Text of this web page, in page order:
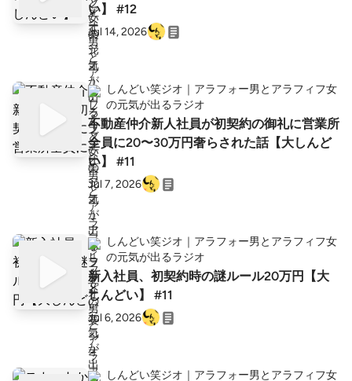
い】 #12
Jul 14, 2026
しんどい笑ジオ｜アラフォー男とアラフィフ女
の元気が出るラジオ
不動産仲介新人社員が初契約の御礼に営業所
全員に20〜30万円奢らされた話【大しんど
い】 #11
Jul 7, 2026
しんどい笑ジオ｜アラフォー男とアラフィフ女
の元気が出るラジオ
新入社員、初契約時の謎ルール20万円【大
しんどい】 #11
Jul 6, 2026
しんどい笑ジオ｜アラフォー男とアラフィフ女